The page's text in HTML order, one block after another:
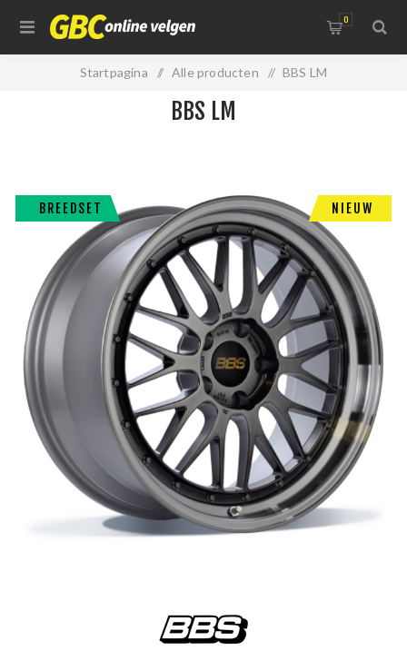
0
Startpagina / Alle producten / BBS LM
BREEDSET NIEUW
BBS LM